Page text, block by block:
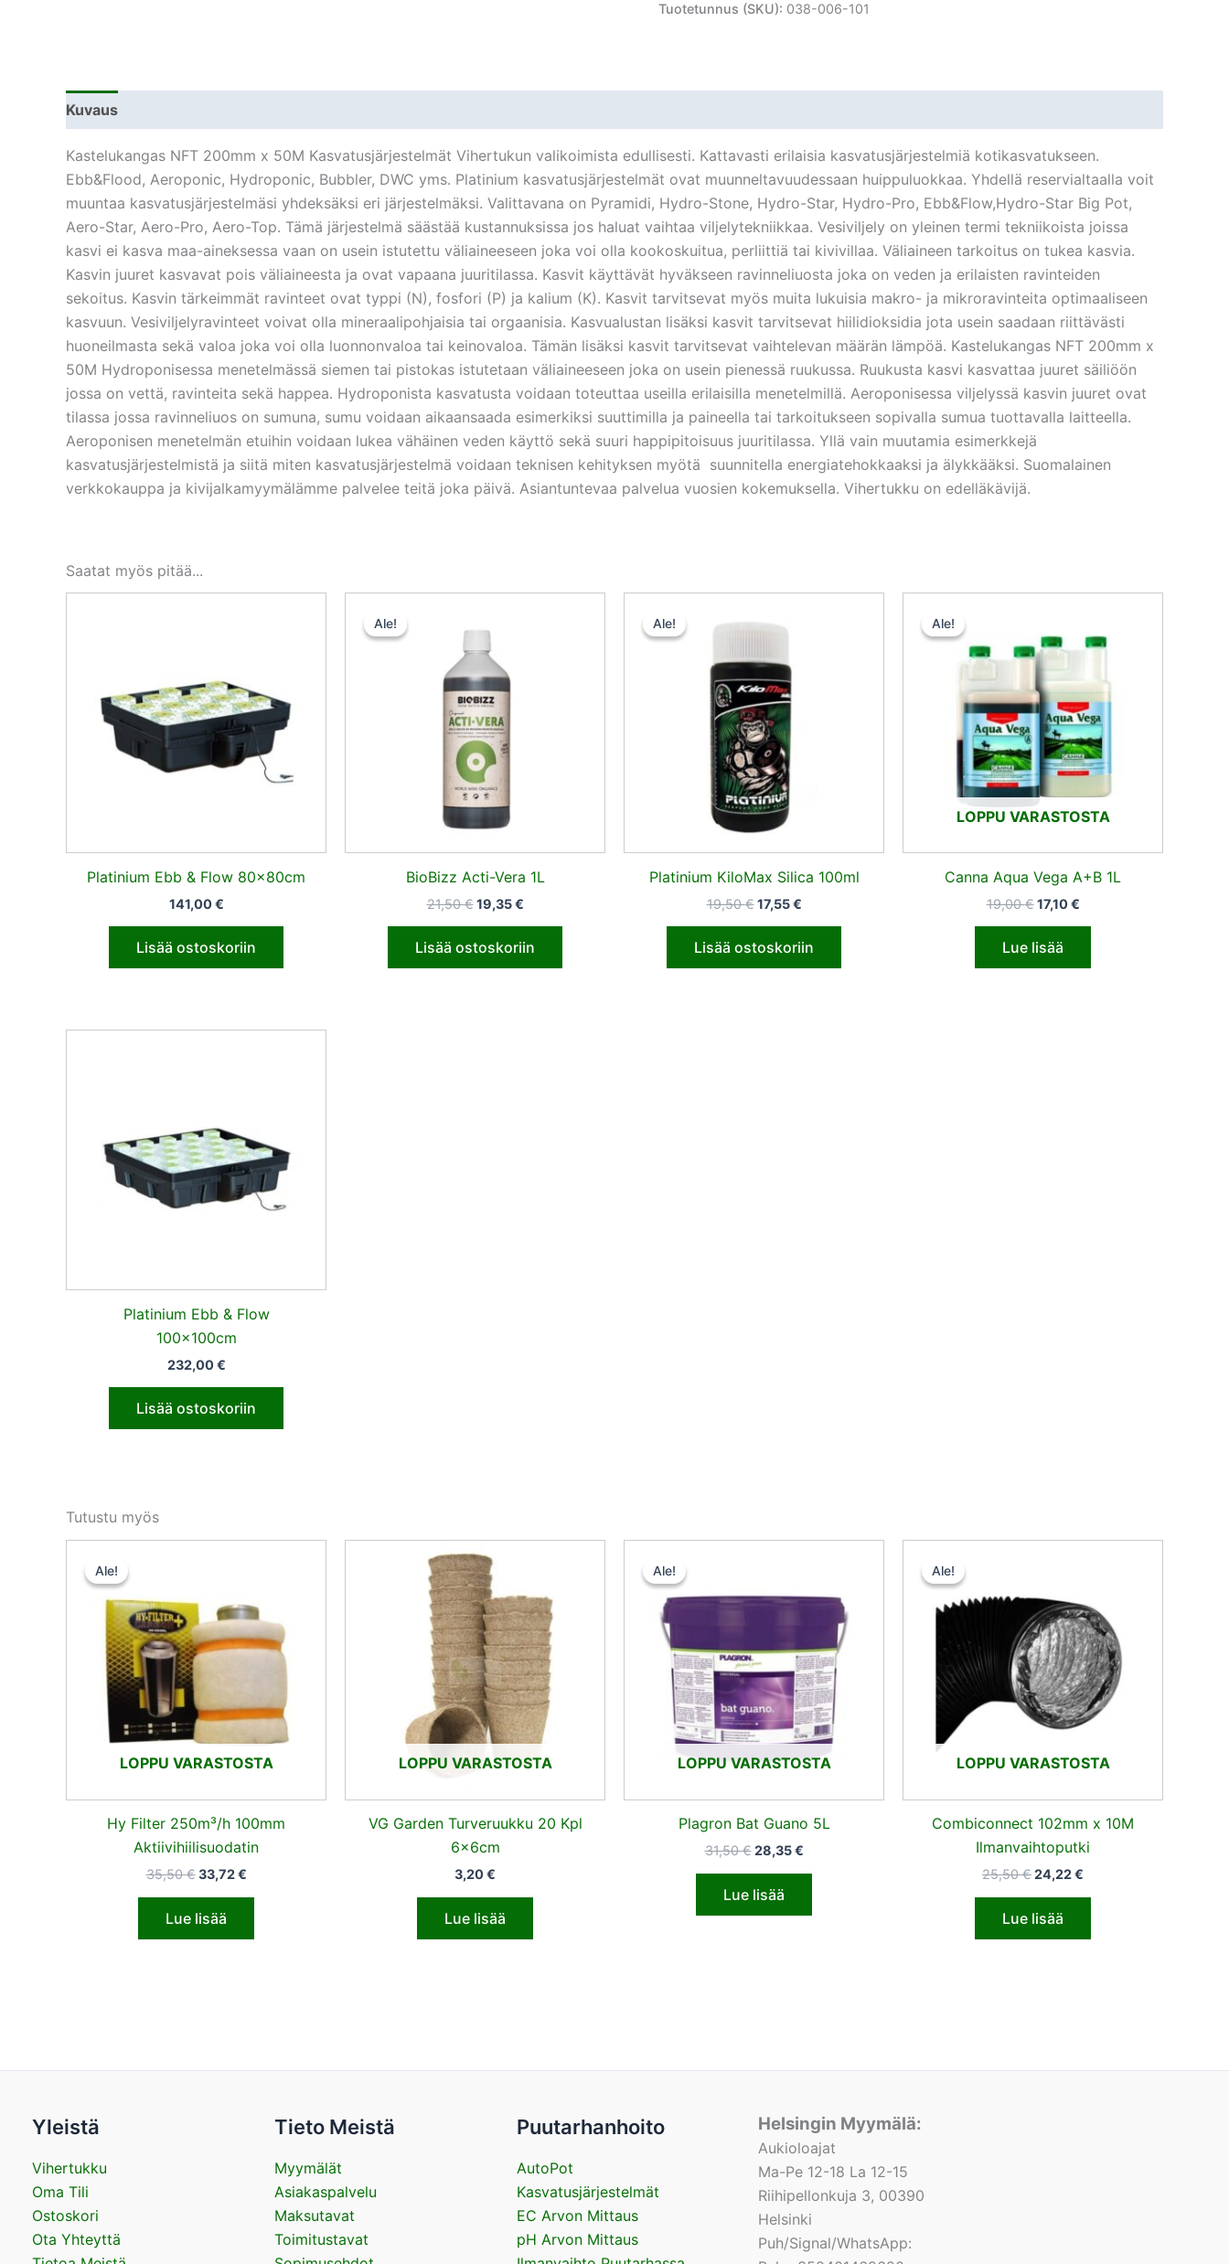
Tuotetunnus (SKU): 038-006-101
Kuvaus
Kastelukangas NFT 200mm x 50M Kasvatusjärjestelmät Vihertukun valikoimista edullisesti. Kattavasti erilaisia kasvatusjärjestelmiä kotikasvatukseen.
Ebb&Flood, Aeroponic, Hydroponic, Bubbler, DWC yms. Platinium kasvatusjärjestelmät ovat muunneltavuudessaan huippuluokkaa. Yhdellä reservialtaalla voit
muuntaa kasvatusjärjestelmäsi yhdeksäksi eri järjestelmäksi. Valittavana on Pyramidi, Hydro-Stone, Hydro-Star, Hydro-Pro, Ebb&Flow,Hydro-Star Big Pot,
Aero-Star, Aero-Pro, Aero-Top. Tämä järjestelmä säästää kustannuksissa jos haluat vaihtaa viljelytekniikkaa. Vesiviljely on yleinen termi tekniikoista joissa
kasvi ei kasva maa-aineksessa vaan on usein istutettu väliaineeseen joka voi olla kookoskuitua, perliittiä tai kivivillaa. Väliaineen tarkoitus on tukea kasvia.
Kasvin juuret kasvavat pois väliaineesta ja ovat vapaana juuritilassa. Kasvit käyttävät hyväkseen ravinneliuosta joka on veden ja erilaisten ravinteiden
sekoitus. Kasvin tärkeimmät ravinteet ovat typpi (N), fosfori (P) ja kalium (K). Kasvit tarvitsevat myös muita lukuisia makro- ja mikroravinteita optimaaliseen
kasvuun. Vesiviljelyravinteet voivat olla mineraalipohjaisia tai orgaanisia. Kasvualustan lisäksi kasvit tarvitsevat hiilidioksidia jota usein saadaan riittävästi
huoneilmasta sekä valoa joka voi olla luonnonvaloa tai keinovaloa. Tämän lisäksi kasvit tarvitsevat vaihtelevan määrän lämpöä. Kastelukangas NFT 200mm x
50M Hydroponisessa menetelmässä siemen tai pistokas istutetaan väliaineeseen joka on usein pienessä ruukussa. Ruukusta kasvi kasvattaa juuret säiliöön
jossa on vettä, ravinteita sekä happea. Hydroponista kasvatusta voidaan toteuttaa useilla erilaisilla menetelmillä. Aeroponisessa viljelyssä kasvin juuret ovat
tilassa jossa ravinneliuos on sumuna, sumu voidaan aikaansaada esimerkiksi suuttimilla ja paineella tai tarkoitukseen sopivalla sumua tuottavalla laitteella.
Aeroponisen menetelmän etuihin voidaan lukea vähäinen veden käyttö sekä suuri happipitoisuus juuritilassa. Yllä vain muutamia esimerkkejä
kasvatusjärjestelmistä ja siitä miten kasvatusjärjestelmä voidaan teknisen kehityksen myötä suunnitella energiatehokkaaksi ja älykkääksi. Suomalainen
verkkokauppa ja kivijalkamyymälämme palvelee teitä joka päivä. Asiantuntevaa palvelua vuosien kokemuksella. Vihertukku on edelläkävijä.
Saatat myös pitää...
Platinium Ebb & Flow 80x80cm
141,00€
Lisää ostoskoriin
Ale!
Ale!
BioBizz Acti-Vera 1L
21,50€
oli:
21,50 €.
19,35€
Lisää ostoskoriin
Ale!
Ale!
Platinium KiloMax Silica 100ml
19,50€ 17,55€
Lisää ostoskoriin
Ale!
LOPPU VARASTOSTA
Ale!
Canna Aqua Vega A+B 1L
19,00€
oli:
19,00 €.
17,10€
on:
17,10 €.
Lue lisää
Platinium Ebb & Flow
100x100cm
232,00€
Lisää ostoskoriin
Tutustu myös
Ale!
LOPPU VARASTOSTA
Ale!
Hy Filter 250m³/h 100mm
Aktiivihiilisuodatin
35,50€ 33,72€
Lue lisää
LOPPU VARASTOSTA
VG Garden Turveruukku 20 Kpl
6x6cm
3,20€
Lue lisää
Ale!
LOPPU VARASTOSTA
Ale!
Plagron Bat Guano 5L
31,50€
31,50 €.
28,35€
28,35 €.
Lue lisää
Ale!
LOPPU VARASTOSTA
Ale!
Combiconnect 102mm x 10M
Ilmanvaihtoputki
25,50€
25,50 €.
24,22€
Lue lisää
Yleistä
Vihertukku
Oma Tili
Ostoskori
Ota Yhteyttä
Tieto Meistä
Myymälät
Asiakaspalvelu
Maksutavat
Toimitustavat
Puutarhanhoito
AutoPot
Kasvatusjärjestelmät
EC Arvon Mittaus
pH Arvon Mittaus
Helsingin Myymälä:
Aukioloajat
Ma-Pe 12-18 La 12-15
Riihipellonkuja 3, 00390
Helsinki
Puh/Signal/WhatsApp: